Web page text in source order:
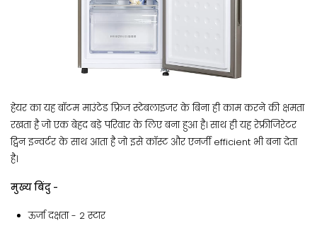
हेयर का यह बॉटम माउंटेड फ्रिज स्टेबलाइजर के बिना ही काम करने की क्षमता
रखता है जो एक बेहद बड़े परिवार के लिए बना हुआ है। साथ ही यह रेफ्रीजिरेटर
ट्विन इन्वर्टर के साथ आता है जो इसे कॉस्ट और एनर्जी efficient भी बना देता
है।
मुख्य बिंदु -
ऊर्जा दक्षता - 2 स्टार